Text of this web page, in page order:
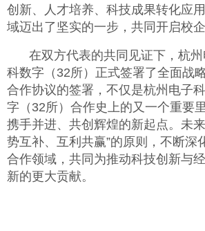
创新、人才培养、科技成果转化应
域迈出了坚实的一步，共同开启校
在双方代表的共同见证下，杭
科数字（32所）正式签署了全面战
合作协议的签署，不仅是杭州电子
字（32所）合作史上的又一个重要
携手并进、共创辉煌的新起点。未
势互补、互利共赢”的原则，不断深
合作领域，共同为推动科技创新与
新的更大贡献。